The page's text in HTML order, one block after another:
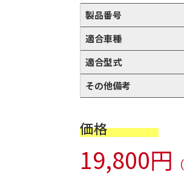
製品番号
適合車種
適合型式
その他備考
価格
19,800円